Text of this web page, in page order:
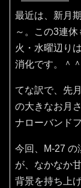
最近は、新月
～。この3連休
火・水曜辺り
消化です。＾＾
てな訳で、先
の大きなお月
ナローバンド
今回、M-27 の
が、なかなか
背景を持ち上